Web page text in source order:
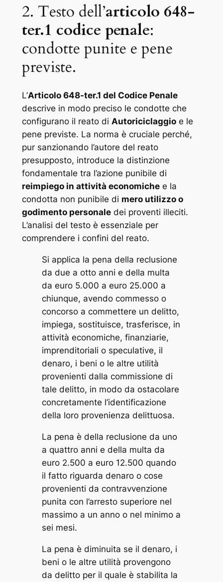
2. Testo dell’articolo 648-
ter.1 codice penale:
condotte punite e pene
previste.
L’Articolo 648-ter.1 del Codice Penale
descrive in modo preciso le condotte che
configurano il reato di Autoriciclaggioe le
pene previste. La norma è cruciale perché,
pur sanzionando l’autore del reato
presupposto, introduce la distinzione
fondamentale tra l’azione punibile di
reimpiego in attività economichee la
condotta non punibile di mero utilizzo o
godimento personaledei proventi illeciti.
L’analisi del testo è essenziale per
comprendere i confini del reato.
Si applica la pena della reclusione
da due a otto anni e della multa
da euro 5.000 a euro 25.000 a
chiunque, avendo commesso o
concorso a commettere un delitto,
impiega, sostituisce, trasferisce, in
attività economiche, finanziarie,
imprenditoriali o speculative, il
denaro, i beni o le altre utilità
provenienti dalla commissione di
tale delitto, in modo da ostacolare
concretamente l’identificazione
della loro provenienza delittuosa.
La pena è della reclusione da uno
a quattro anni e della multa da
euro 2.500 a euro 12.500 quando
il fatto riguarda denaro o cose
provenienti da contravvenzione
punita con l’arresto superiore nel
massimo a un anno o nel minimo a
sei mesi.
La pena è diminuita se il denaro, i
beni o le altre utilità provengono
da delitto per il quale è stabilita la